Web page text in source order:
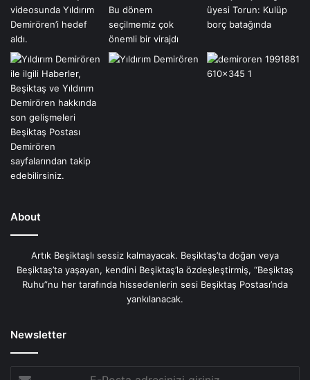
About
Artık Beşiktaşlı sessiz kalmayacak. Beşiktaş’ta doğan veya
Beşiktaş’ta yaşayan, kendini Beşiktaş’la özdeşleştirmiş, “Beşiktaş
Ruhu”nu her tarafında hissedenlerin sesi Beşiktaş Postası’nda
yankılanacak.
Newsletter